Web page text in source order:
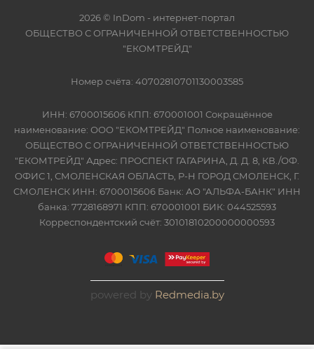
2026 © InDom - интернет-портал
ОБЩЕСТВО С ОГРАНИЧЕННОЙ ОТВЕТСТВЕННОСТЬЮ
"ЕКОМТРЕЙД"
Номер счёта: 40702810701130003585
ИНН: 6700015606 КПП: 670001001 Сокращённое
наименование: ООО "ЕКОМТРЕЙД" Полное наименование:
ОБЩЕСТВО С ОГРАНИЧЕННОЙ ОТВЕТСТВЕННОСТЬЮ
"ЕКОМТРЕЙД" Адрес: ПРОСПЕКТ ГАГАРИНА, Д. Д. 8, КВ./ОФ.
ОФИС 1, СМОЛЕНСКАЯ ОБЛАСТЬ, Р-Н ГОРОД СМОЛЕНСК, Г.
СМОЛЕНСК ИНН: 6700015606 Банк: АО "АЛЬФА-БАНК" ИНН
банка: 7728168971 КПП: 670001001 БИК: 044525593
Корреспондентский счёт: 30101810200000000593
powered by Redmedia.by